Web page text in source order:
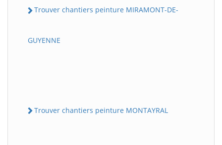
Trouver chantiers peinture MIRAMONT-DE-
GUYENNE
Trouver chantiers peinture MONTAYRAL